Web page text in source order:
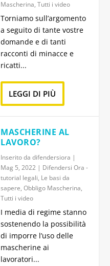
Mascherina, Tutti i video
Torniamo sull’argomento
a seguito di tante vostre
domande e di tanti
racconti di minacce e
ricatti...
LEGGI DI PIÙ
MASCHERINE AL
LAVORO?
Inserito da difendersiora |
Mag 5, 2022 | Difendersi Ora -
tutorial legali, Le basi da
sapere, Obbligo Mascherina,
Tutti i video
I media di regime stanno
sostenendo la possibilità
di imporre l’uso delle
mascherine ai
lavoratori...